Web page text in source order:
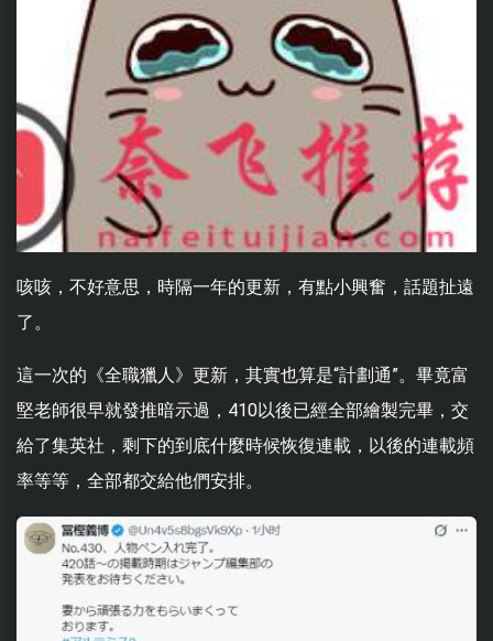
咳咳，不好意思，時隔一年的更新，有點小興奮，話題扯遠
了。
這一次的《全職獵人》更新，其實也算是“計劃通”。畢竟富
堅老師很早就發推暗示過，410以後已經全部繪製完畢，交
給了集英社，剩下的到底什麼時候恢復連載，以後的連載頻
率等等，全部都交給他們安排。